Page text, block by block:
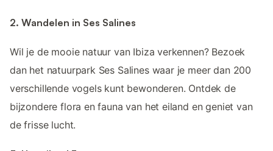
2. Wandelen in Ses Salines
Wil je de mooie natuur van Ibiza verkennen? Bezoek
dan het natuurpark Ses Salines waar je meer dan 200
verschillende vogels kunt bewonderen. Ontdek de
bijzondere flora en fauna van het eiland en geniet van
de frisse lucht.